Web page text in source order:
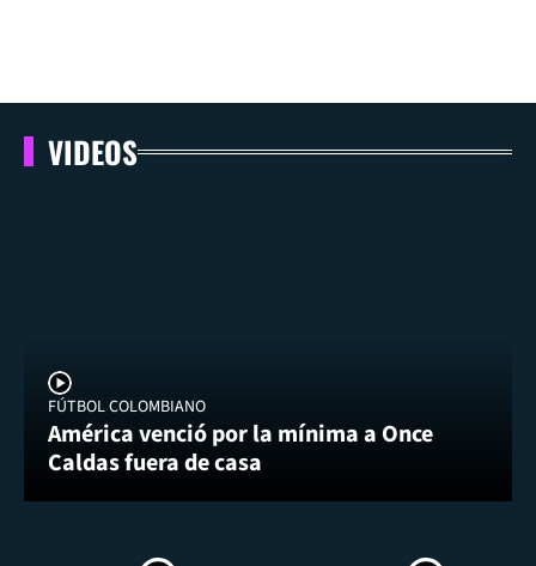
VIDEOS
FÚTBOL COLOMBIANO
América venció por la mínima a Once
Caldas fuera de casa